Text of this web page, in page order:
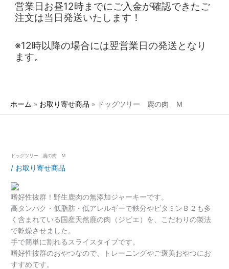
営業日お昼12時までにご入金が確認できたご
注文は当日発送いたします！
※12時以降の場合には翌営業日の発送となり
ます。
ホーム お取り寄せ商品 ドッグツリー 鹿の肉 Ｍ
ドッグツリー 鹿の肉 Ｍ
/ お取り寄せ商品
嗜好性抜群！野生鹿肉の無添加ジャーキーです。
高タンパク・低脂肪・低アレルギーで鉄分やビタミンＢ２も多
く含まれている国産天然鹿の肉（ジビエ）を、こだわりの製法
で乾燥させました。
手で簡単に割れるスライスタイプです。
嗜好性抜群のおやつなので、トレーニングやご褒美おやつにお
すすめです。